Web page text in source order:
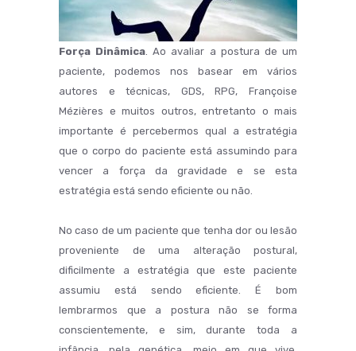
Força Dinâmica. Ao avaliar a postura de um
paciente, podemos nos basear em vários
autores e técnicas, GDS, RPG, Françoise
Mézières e muitos outros, entretanto o mais
importante é percebermos qual a estratégia
que o corpo do paciente está assumindo para
vencer a força da gravidade e se esta
estratégia está sendo eficiente ou não.
No caso de um paciente que tenha dor ou lesão
proveniente de uma alteração postural,
dificilmente a estratégia que este paciente
assumiu está sendo eficiente. É bom
lembrarmos que a postura não se forma
conscientemente, e sim, durante toda a